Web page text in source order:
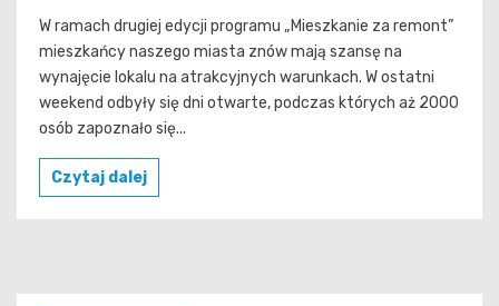
W ramach drugiej edycji programu „Mieszkanie za remont”
mieszkańcy naszego miasta znów mają szansę na
wynajęcie lokalu na atrakcyjnych warunkach. W ostatni
weekend odbyły się dni otwarte, podczas których aż 2000
osób zapoznało się...
Czytaj dalej